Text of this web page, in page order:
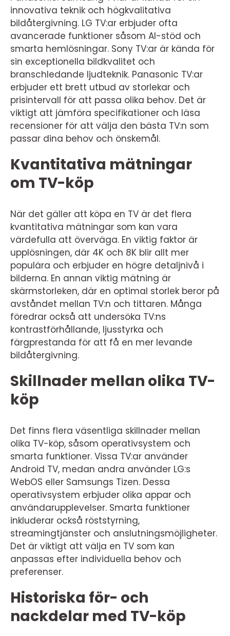
innovativa teknik och högkvalitativa
bildåtergivning. LG TV:ar erbjuder ofta
avancerade funktioner såsom AI-stöd och
smarta hemlösningar. Sony TV:ar är kända för
sin exceptionella bildkvalitet och
branschledande ljudteknik. Panasonic TV:ar
erbjuder ett brett utbud av storlekar och
prisintervall för att passa olika behov. Det är
viktigt att jämföra specifikationer och läsa
recensioner för att välja den bästa TV:n som
passar dina behov och önskemål.
Kvantitativa mätningar
om TV-köp
När det gäller att köpa en TV är det flera
kvantitativa mätningar som kan vara
värdefulla att överväga. En viktig faktor är
upplösningen, där 4K och 8K blir allt mer
populära och erbjuder en högre detaljnivå i
bilderna. En annan viktig mätning är
skärmstorleken, där en optimal storlek beror på
avståndet mellan TV:n och tittaren. Många
föredrar också att undersöka TV:ns
kontrastförhållande, ljusstyrka och
färgprestanda för att få en mer levande
bildåtergivning.
Skillnader mellan olika TV-
köp
Det finns flera väsentliga skillnader mellan
olika TV-köp, såsom operativsystem och
smarta funktioner. Vissa TV:ar använder
Android TV, medan andra använder LG:s
WebOS eller Samsungs Tizen. Dessa
operativsystem erbjuder olika appar och
användarupplevelser. Smarta funktioner
inkluderar också röststyrning,
streamingtjänster och anslutningsmöjligheter.
Det är viktigt att välja en TV som kan
anpassas efter individuella behov och
preferenser.
Historiska för- och
nackdelar med TV-köp